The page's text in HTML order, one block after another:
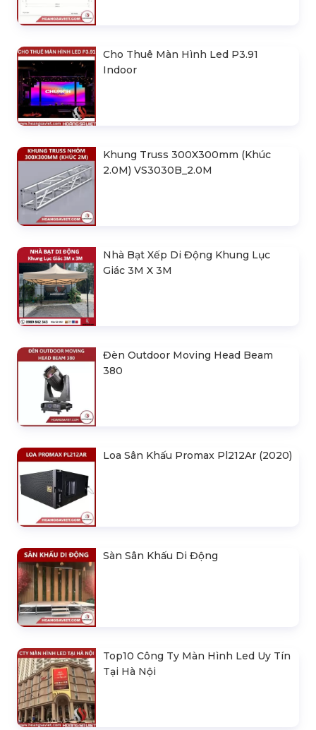
Cho Thuê Màn Hình Led P3.91
Indoor
Khung Truss 300X300mm (Khúc
2.0M) VS3030B_2.0M
Nhà Bạt Xếp Di Động Khung Lục
Giác 3M X 3M
Đèn Outdoor Moving Head Beam
380
Loa Sân Khấu Promax Pl212Ar (2020)
Sàn Sân Khấu Di Động
Top10 Công Ty Màn Hình Led Uy Tín
Tại Hà Nội